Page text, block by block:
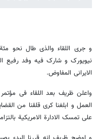
و جری اللقاء والذی طال نحو
نیویورک و شارک فیه وفد رفیع
الایرانی المفاوض.
واعلن ظریف بعد اللقاء فی
العمل و ابلغنا کری قلقنا من
علی تمسک الادارة الامریکیة